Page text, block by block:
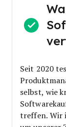
Seit 2020
selbst, wie
treffen. Wir